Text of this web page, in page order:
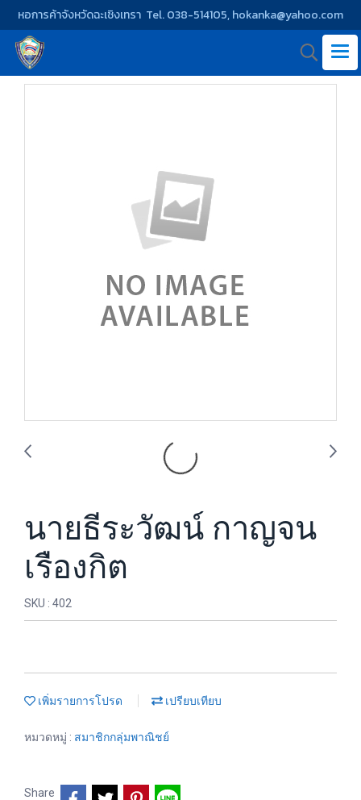
หอการค้าจังหวัดฉะเชิงเทรา Tel. 038-514105, hokanka@yahoo.com
นายธีระวัฒน์ กาญจน
เรืองกิต
SKU : 402
เพิ่มรายการโปรด เปรียบเทียบ
หมวดหมู่ : สมาชิกกลุ่มพาณิชย์
Share